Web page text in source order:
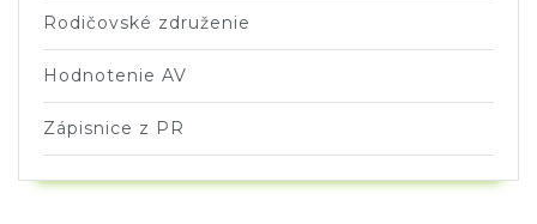
Rodičovské združenie
Hodnotenie AV
Zápisnice z PR